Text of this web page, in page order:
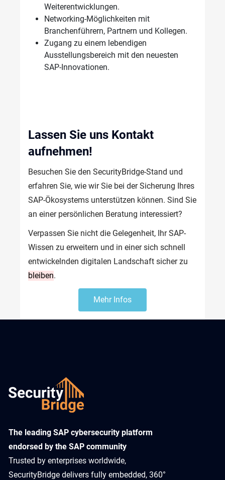
Weiterentwicklungen.
Networking-Möglichkeiten mit
Branchenführern, Partnern und Kollegen.
Zugang zu einem lebendigen
Ausstellungsbereich mit den neuesten
SAP-Innovationen.
Lassen Sie uns Kontakt
aufnehmen!
Besuchen Sie den SecurityBridge
erfahren Sie, wie wir Sie bei der Sicherung Ihres
SAP-Ökosystems unterstützen können. Sind Sie
an einer persönlichen Beratung interessiert?
Verpassen Sie nicht die Gelegenheit, Ihr SAP-
Wissen zu erweitern und in einer sich
entwickelnden digitalen Landschaft sicher zu
bleiben.
Mehr Infos
​The leading SAP cybersecurity platform
endorsed by the SAP community
Trusted by enterprises worldwide,
SecurityBridge delivers fully embedded, 360°